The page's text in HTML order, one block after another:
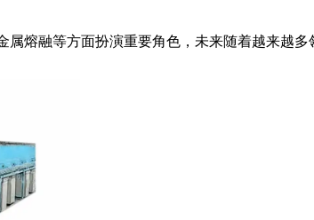
熔融等方面扮演重要角色，未来随着越来越多